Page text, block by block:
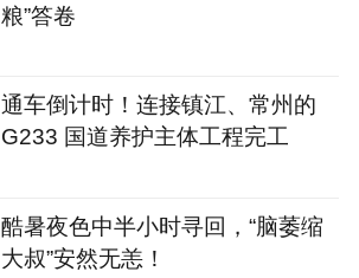
粮”答卷
通车倒计时！连接镇江、常州的
G233 国道养护主体工程完工
酷暑夜色中半小时寻回，“脑萎缩
大叔”安然无恙！